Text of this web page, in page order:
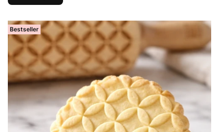
Bestseller